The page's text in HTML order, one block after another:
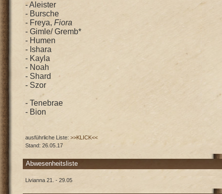
- Aleister
- Bursche
- Freya,Fiora
- Gimle/ Gremb*
- Humen
- Ishara
- Kayla
- Noah
- Shard
- Szor
- Tenebrae
- Bion
ausführliche Liste:>>KLICK<<
Stand: 26.05.17
Abwesenheitsliste
Livianna 21. - 29.05